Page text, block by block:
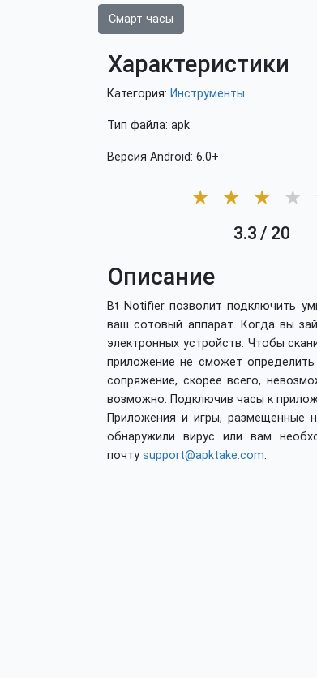
Смарт часы
Характеристики
Категория: Инструменты
Тип файла: apk
Версия Android: 6.0+
★ ★ ★ ★
3.3 / 20
Описание
Bt Notifier позволит подключить
ваш сотовый аппарат. Когда вы
электронных устройств. Чтобы
приложение не сможет
сопряжение, скорее всего,
возможно. Подключив часы к
Приложения и игры, размещенные
обнаружили вирус или вам
почту support@apktake.com.